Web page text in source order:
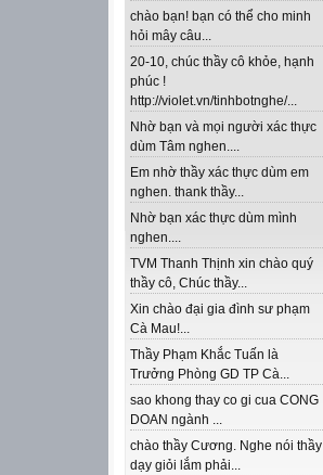
chào bạn! bạn có thể cho minh
hỏi mây câu...
20-10, chúc thầy cô khỏe, hạnh
phúc !
http://violet.vn/tinhbotnghe/...
Nhờ bạn và mọi người xác thực
dùm Tâm nghen....
Em nhờ thầy xác thực dùm em
nghen. thank thầy...
Nhờ bạn xác thực dùm mình
nghen....
TVM Thanh Thịnh xin chào quý
thầy cô, Chúc thầy...
Xin chào đại gia đình sư phạm
Cà Mau!...
Thầy Phạm Khắc Tuấn là
Trưởng Phòng GD TP Cà...
sao khong thay co gi cua CONG
DOAN ngành ...
chào thầy Cương. Nghe nói thầy
dạy giỏi lắm phải...